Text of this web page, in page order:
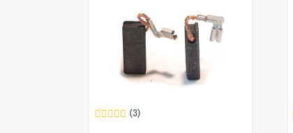
(3)